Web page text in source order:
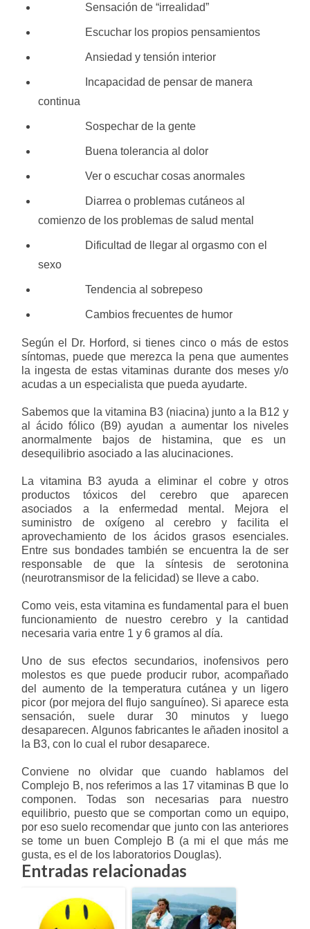
Sensación de “irrealidad”
Escuchar los propios pensamientos
Ansiedad y tensión interior
Incapacidad de pensar de manera
continua
Sospechar de la gente
Buena tolerancia al dolor
Ver o escuchar cosas anormales
Diarrea o problemas cutáneos al
comienzo de los problemas de salud mental
Dificultad de llegar al orgasmo con el
sexo
Tendencia al sobrepeso
Cambios frecuentes de humor
Según el Dr. Horford, si tienes cinco o más de estos
síntomas, puede que merezca la pena que aumentes
la ingesta de estas vitaminas durante dos meses y/o
acudas a un especialista que pueda ayudarte.
Sabemos que la vitamina B3 (niacina) junto a la B12 y
al ácido fólico (B9) ayudan a aumentar los niveles
anormalmente bajos de histamina, que es un
desequilibrio asociado a las alucinaciones.
La vitamina B3 ayuda a eliminar el cobre y otros
productos tóxicos del cerebro que aparecen
asociados a la enfermedad mental. Mejora el
suministro de oxígeno al cerebro y facilita el
aprovechamiento de los ácidos grasos esenciales.
Entre sus bondades también se encuentra la de ser
responsable de que la síntesis de serotonina
(neurotransmisor de la felicidad) se lleve a cabo.
Como veis, esta vitamina es fundamental para el buen
funcionamiento de nuestro cerebro y la cantidad
necesaria varia entre 1 y 6 gramos al día.
Uno de sus efectos secundarios, inofensivos pero
molestos es que puede producir rubor, acompañado
del aumento de la temperatura cutánea y un ligero
picor (por mejora del flujo sanguíneo). Si aparece esta
sensación, suele durar 30 minutos y luego
desaparecen. Algunos fabricantes le añaden inositol a
la B3, con lo cual el rubor desaparece.
Conviene no olvidar que cuando hablamos del
Complejo B, nos referimos a las 17 vitaminas B que lo
componen. Todas son necesarias para nuestro
equilibrio, puesto que se comportan como un equipo,
por eso suelo recomendar que junto con las anteriores
se tome un buen Complejo B (a mi el que más me
gusta, es el de los laboratorios Douglas).
Entradas relacionadas